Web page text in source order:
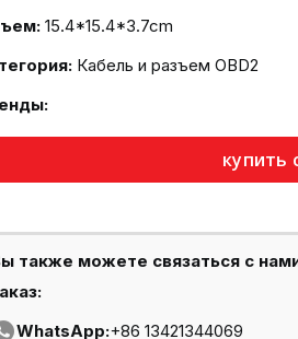
15.4*15.4*3.7cm
Кабель и разъем OBD2
купить
также можете связаться с
WhatsApp:+86 13421344069